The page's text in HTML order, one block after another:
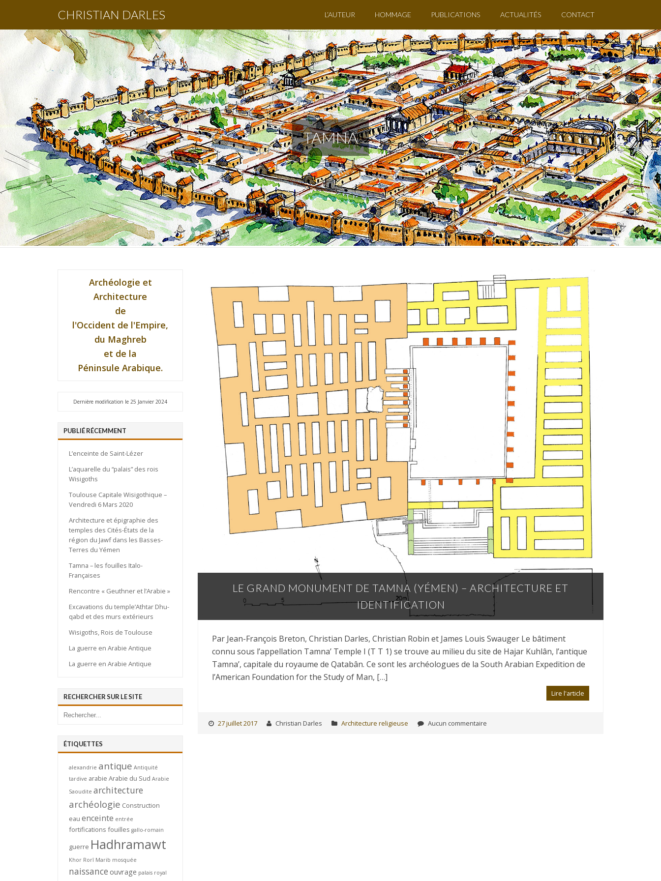
CHRISTIAN DARLES L’AUTEUR HOMMAGE PUBLICATIONS ACTUALITÉS CONTACT
TAMNA
LE GRAND MONUMENT DE TAMNA (YÉMEN) – ARCHITECTURE ET
IDENTIFICATION
Par Jean-François Breton, Christian Darles, Christian Robin et James Louis Swauger Le bâtiment
connu sous l’appellation Tamna’ Temple I (T T 1) se trouve au milieu du site de Hajar Kuhlân, l’antique
Tamna’, capitale du royaume de Qatabân. Ce sont les archéologues de la South Arabian Expedition de
l’American Foundation for the Study of Man, […]
Lire l'article
27 juillet 2017 Christian Darles Architecture religieuse Aucun commentaire
Archéologie et
Architecture
de
l'Occident de l'Empire,
du Maghreb
et de la
Péninsule Arabique.
Dernière modification le 25 Janvier 2024
PUBLIÉ RÉCEMMENT
L’enceinte de Saint-Lézer
L’aquarelle du “palais” des rois
Wisigoths
Toulouse Capitale Wisigothique –
Vendredi 6 Mars 2020
Architecture et épigraphie des
temples des Cités-États de la
région du Jawf dans les Basses-
Terres du Yémen
Tamna – les fouilles Italo-
Françaises
Rencontre « Geuthner et l’Arabie »
Excavations du temple’Athtar Dhu-
qabd et des murs extérieurs
Wisigoths, Rois de Toulouse
La guerre en Arabie Antique
La guerre en Arabie Antique
RECHERCHER SUR LE SITE
ÉTIQUETTES
alexandrie antique Antiquité
tardive arabie Arabie du Sud Arabie
Saoudite architecture
archéologie Construction
eau enceinte entrée
fortifications fouilles gallo-romain
guerre Hadhramawt
Khor Rorî Marib mosquée
naissance ouvrage palais royal